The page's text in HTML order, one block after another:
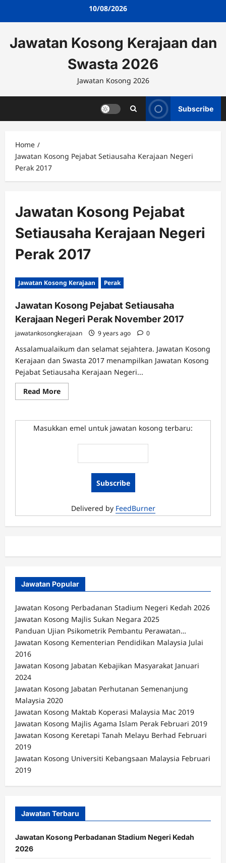
10/08/2026
Jawatan Kosong Kerajaan dan
Swasta 2026
Jawatan Kosong 2026
Subscribe
Home
Jawatan Kosong Pejabat Setiausaha Kerajaan Negeri
Perak 2017
Jawatan Kosong Pejabat
Setiausaha Kerajaan Negeri
Perak 2017
Jawatan Kosong Kerajaan Perak
Jawatan Kosong Pejabat Setiausaha
Kerajaan Negeri Perak November 2017
jawatankosongkerajaan 9 years ago 0
Assalamualaikum dan selamat sejahtera. Jawatan Kosong
Kerajaan dan Swasta 2017 menampilkan Jawatan Kosong
Pejabat Setiausaha Kerajaan Negeri...
Read MoreRead
more
Kosong
Pejabat
Setiausaha
Negeri
November
Masukkan emel untuk jawatan kosong terbaru:
Delivered by FeedBurner
Jawatan Popular
Jawatan Kosong Perbadanan Stadium Negeri Kedah 2026
Jawatan Kosong Majlis Sukan Negara 2025
Panduan Ujian Psikometrik Pembantu Perawatan…
Jawatan Kosong Kementerian Pendidikan Malaysia Julai
2016
Jawatan Kosong Jabatan Kebajikan Masyarakat Januari
2024
Jawatan Kosong Jabatan Perhutanan Semenanjung
Malaysia 2020
Jawatan Kosong Maktab Koperasi Malaysia Mac 2019
Jawatan Kosong Majlis Agama Islam Perak Februari 2019
Jawatan Kosong Keretapi Tanah Melayu Berhad Februari
2019
Jawatan Kosong Universiti Kebangsaan Malaysia Februari
2019
Jawatan Terbaru
Jawatan Kosong Perbadanan Stadium Negeri Kedah
2026